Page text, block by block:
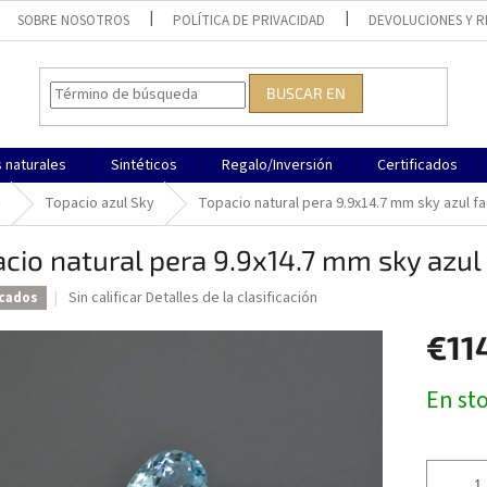
SOBRE NOSOTROS POLÍTICA DE PRIVACIDAD DEVOLUCIONES Y
BUSCAR EN
Sintéticos Regalo/Inversión Certificados
Topacio azul Sky Topacio natural pera 9.9x14.7 mm sky azul
natural pera 9.9x14.7 mm sky
La
media
Sin calificarDetalles de la clasificación
de
En